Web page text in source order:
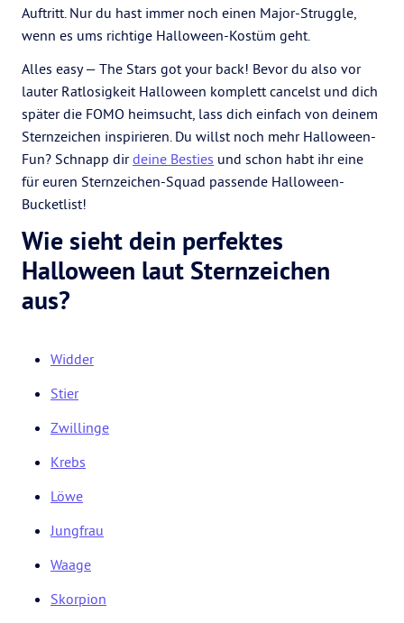
Auftritt. Nur du hast immer noch einen Major-Struggle,
wenn es ums richtige Halloween-Kostüm geht.
Alles easy — The Stars got your back! Bevor du also vor
lauter Ratlosigkeit Halloween komplett cancelst und dich
später die FOMO heimsucht, lass dich einfach von deinem
Sternzeichen inspirieren. Du willst noch mehr Halloween-
Fun? Schnapp dirdeine Besties und schon habt ihr eine
für euren Sternzeichen-Squad passende Halloween-
Bucketlist!
Wie sieht dein perfektes
Halloween laut Sternzeichen
aus?
Widder
Stier
Zwillinge
Krebs
Löwe
Jungfrau
Waage
Skorpion